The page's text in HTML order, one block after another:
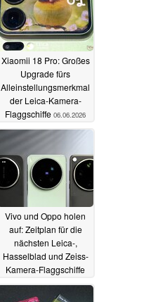
Xiaomii 18 Pro: Großes
Upgrade fürs
Alleinstellungsmerkmal
der Leica-Kamera-
Flaggschiffe 06.06.2026
Vivo und Oppo holen
auf: Zeitplan für die
nächsten Leica-,
Hasselblad und Zeiss-
Kamera-Flaggschiffe
04.06.2026